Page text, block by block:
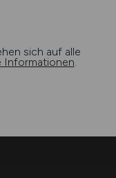
sich auf alle
Informationen